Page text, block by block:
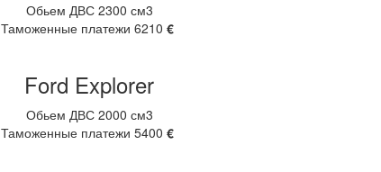
Обьем ДВС 2300 см3
Таможенные платежи 6210 €
Ford Explorer
Обьем ДВС 2000 см3
Таможенные платежи 5400 €